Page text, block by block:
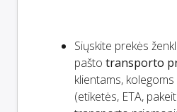
Siųskite prekės
pašto transporto
klientams,
(etiketės, ETA,